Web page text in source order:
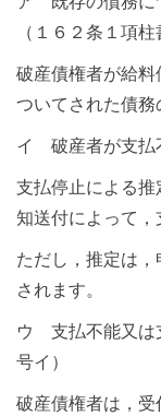
（１６２条１項柱
破産債権者が給料
ついてされた債務
イ 破産者が支払
支払停止による推
知送付によって，
ただし，推定は
されます。
ウ 支払不能又は
号イ）
破産債権者は，